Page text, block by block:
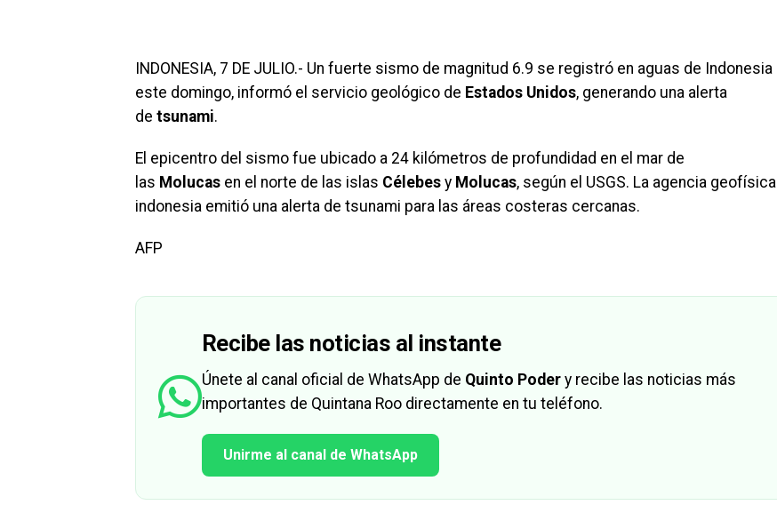
INDONESIA, 7 DE JULIO.- Un fuerte sismo de magnitud 6.9 se registró en aguas de Indonesia
este domingo, informó el servicio geológico de Estados Unidos, generando una alerta
de tsunami.
El epicentro del sismo fue ubicado a 24 kilómetros de profundidad en el mar de
las Molucas en el norte de las islas Célebes y Molucas, según el USGS. La agencia geofísica
indonesia emitió una alerta de tsunami para las áreas costeras cercanas.
AFP
Recibe las noticias al instante
Únete al canal oficial de WhatsApp de Quinto Poder y recibe las noticias más
importantes de Quintana Roo directamente en tu teléfono.
Unirme al canal de WhatsApp